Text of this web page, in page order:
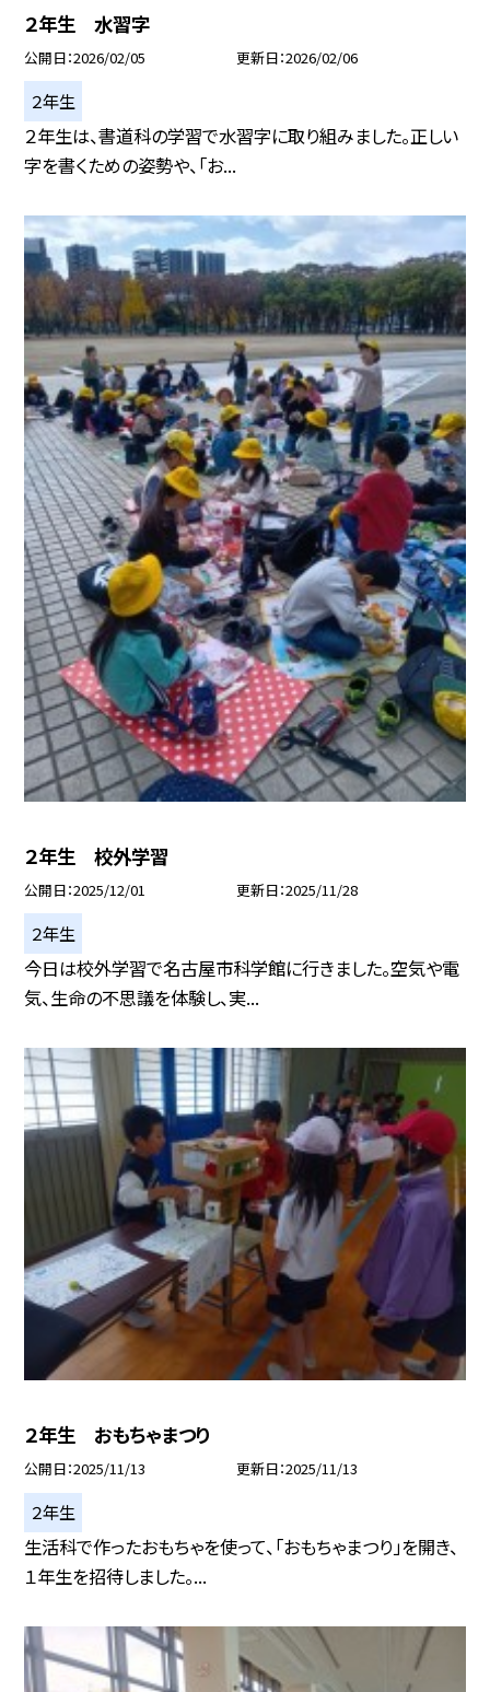
２年生 水習字
公開日 2026/02/05 更新日 2026/02/06
２年生
２年生は、書道科の学習で水習字に取り組みました。正しい
字を書くための姿勢や、「お...
２年生 校外学習
公開日 2025/12/01 更新日 2025/11/28
２年生
今日は校外学習で名古屋市科学館に行きました。空気や電
気、生命の不思議を体験し、実...
２年生 おもちゃまつり
公開日 2025/11/13 更新日 2025/11/13
２年生
生活科で作ったおもちゃを使って、「おもちゃまつり」を開き、
１年生を招待しました。...